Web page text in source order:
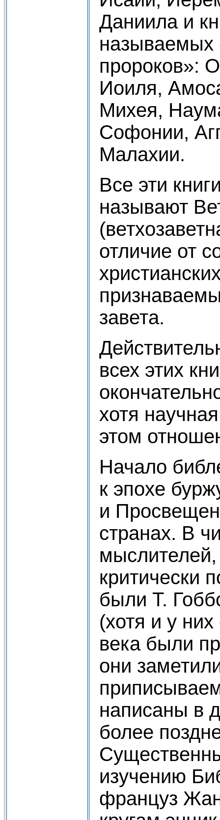
Даниила и
пророков»:
Иоиля,
Михея,
Софонии,
Малахии.
Все эти
называют
отличие от
завета.
всех этих
хотя
этом
Начало
к эпохе
и
странах. В
критически
были Т.
(хотя и у
века были
они
написаны в
более
изучению
француз